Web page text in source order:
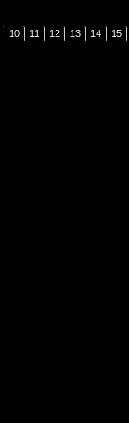
10 11 12 13 14 15